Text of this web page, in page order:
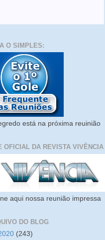
O SIMPLES:
está na próxima reuinião
OFICIAL DA REVISTA VIVÊNCIA
aqui nossa reunião impressa
DO BLOG
(243)